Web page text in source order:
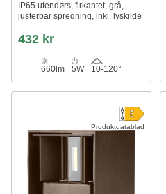
IP65 utendørs, firkantet, grå,
justerbar spredning, inkl. lyskilde
432 kr
660lm 5W 10-120°
Produktdatablad